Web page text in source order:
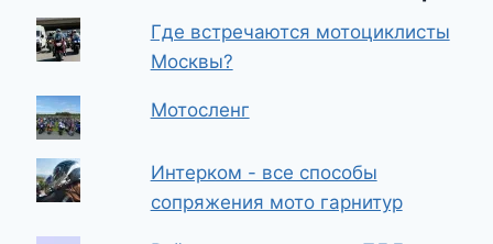
Где встречаются мотоциклисты
Москвы?
Мотосленг
Интерком - все способы
сопряжения мото гарнитур